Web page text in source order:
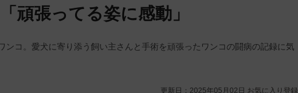
頑張ってる姿に感動」
ンコ。愛犬に寄り添う飼い主さんと手術を頑張ったワンコの闘病の記録に気
更新日： 2025年05月02日 お気に入り登録